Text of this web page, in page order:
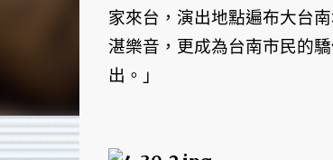
家來台，演出地點遍布大台
湛樂音，更成為台南市民的
出。」